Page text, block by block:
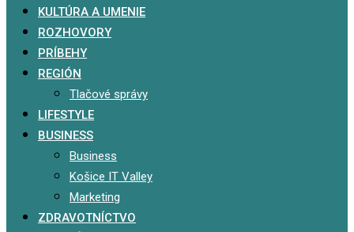
KULTÚRA A UMENIE
ROZHOVORY
PRÍBEHY
REGIÓN
Tlačové správy
LIFESTYLE
BUSINESS
Business
Košice IT Valley
Marketing
ZDRAVOTNÍCTVO